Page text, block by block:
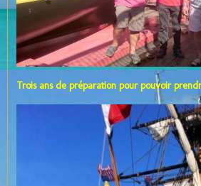
Trois ans de préparation pour pouvoir